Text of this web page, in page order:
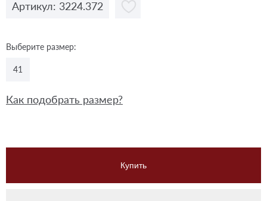
Артикул: 3224.372
Выберите размер:
41
Как подобрать размер?
Купить